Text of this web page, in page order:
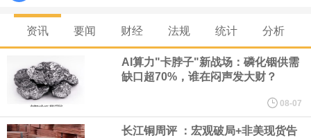
8月7日，宇树科技董事长王兴兴网上路演时表示，报告期内，公司
研发费用金额分别为4,995.18万元、7,001.70万元、14,496.56万
元，最近3年复合增长率达70.36%，呈快速增长趋势，并形成多项
资讯 要闻 财经 法规 统计 分析
AI算力"卡脖子"新战场：磷化铟供需
缺口超70%，谁在闷声发大财？
08-07
长江铜周评 ：宏观破局+非美现货告